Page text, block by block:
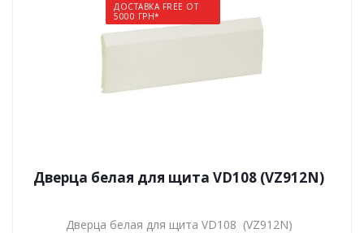
ДОСТАВКА FREE ОТ
5000 ГРН*
Дверца белая для щита VD108 (VZ912N)
Дверца белая для щита VD108 (VZ912N)